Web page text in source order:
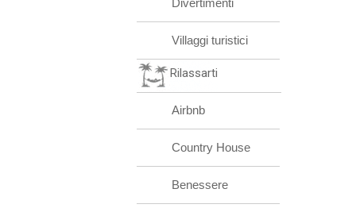
Divertimenti
Villaggi turistici
Rilassarti
Airbnb
Country House
Benessere